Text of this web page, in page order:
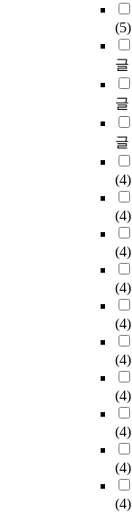
(5)
글
글
글
(4)
(4)
(4)
(4)
(4)
(4)
(4)
(4)
(4)
(4)